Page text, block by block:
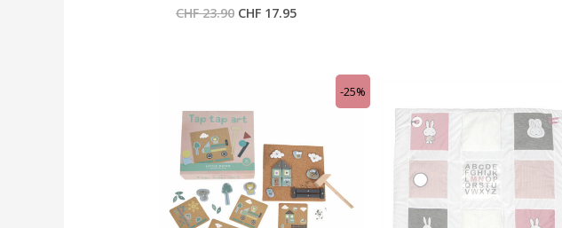
CHF23.90 CHF17.95
-25%
war:
CHF 27.90
Aktueller